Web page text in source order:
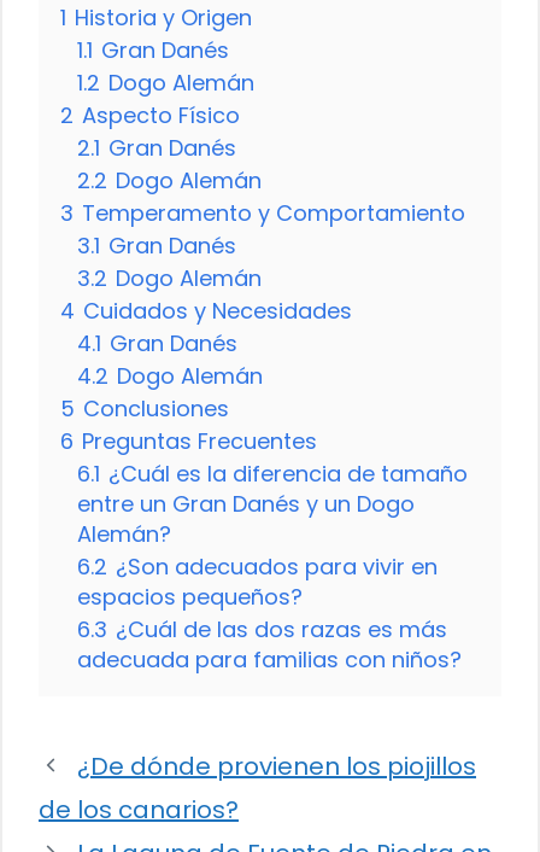
1 Historia y Origen
1.1 Gran Danés
1.2 Dogo Alemán
2 Aspecto Físico
2.1 Gran Danés
2.2 Dogo Alemán
3 Temperamento y Comportamiento
3.1 Gran Danés
3.2 Dogo Alemán
4 Cuidados y Necesidades
4.1 Gran Danés
4.2 Dogo Alemán
5 Conclusiones
6 Preguntas Frecuentes
6.1 ¿Cuál es la diferencia de tamaño
entre un Gran Danés y un Dogo
Alemán?
6.2 ¿Son adecuados para vivir en
espacios pequeños?
6.3 ¿Cuál de las dos razas es más
adecuada para familias con niños?
¿De dónde provienen los piojillos
de los canarios?